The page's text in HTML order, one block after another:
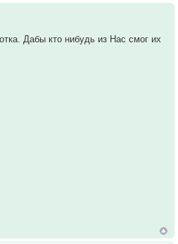
Дабы кто нибудь из Нас смог их